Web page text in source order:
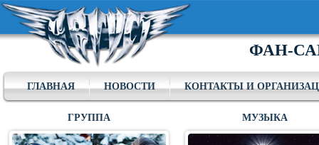
ФАН-
ГЛАВНАЯ НОВОСТИ КОНТАКТЫ И
ГРУППА МУЗЫКА